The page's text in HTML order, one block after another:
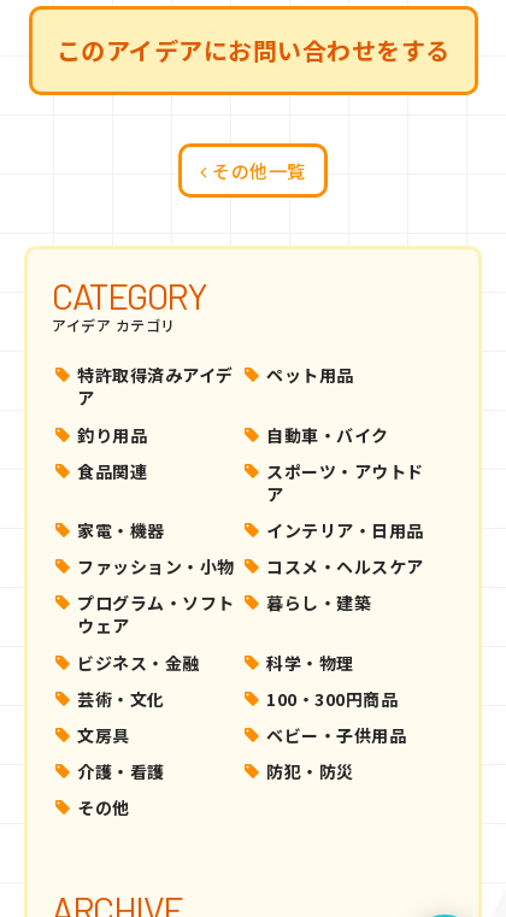
このアイデアにお問い合わせをする
その他一覧
CATEGORY
アイデア カテゴリ
特許取得済みアイデ
ア
ペット用品
釣り用品
自動車・バイク
食品関連
スポーツ・アウトド
ア
家電・機器
インテリア・日用品
ファッション・小物
コスメ・ヘルスケア
プログラム・ソフト
ウェア
暮らし・建築
ビジネス・金融
科学・物理
芸術・文化
100・300円商品
文房具
ベビー・子供用品
介護・看護
防犯・防災
その他
ARCHIVE